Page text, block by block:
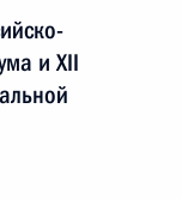
и XII